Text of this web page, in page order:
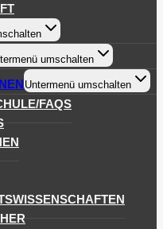
umschalten
Untermenü umschalten
FAQS